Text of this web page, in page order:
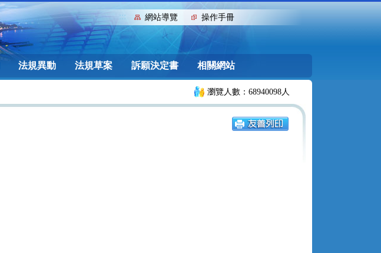
::: 網站導覽 操作手冊
法規異動 法規草案 訴願決定書 相關網站
瀏覽人數：68940098人